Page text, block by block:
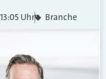
13:05 Uhr Branche